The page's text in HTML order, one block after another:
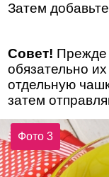
Затем
Совет! Прежде
обязательно
отдельную
затем
Фото 3